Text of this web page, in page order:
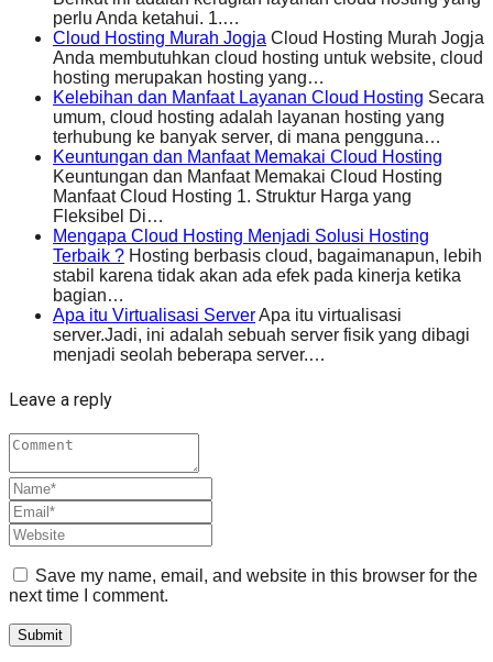
perlu Anda ketahui. 1.…
Cloud Hosting Murah Jogja Cloud Hosting Murah Jogja
Anda membutuhkan cloud hosting untuk website, cloud
hosting merupakan hosting yang…
Kelebihan dan Manfaat Layanan Cloud Hosting Secara
umum, cloud hosting adalah layanan hosting yang
terhubung ke banyak server, di mana pengguna…
Keuntungan dan Manfaat Memakai Cloud Hosting
Keuntungan dan Manfaat Memakai Cloud Hosting
Manfaat Cloud Hosting 1. Struktur Harga yang
Fleksibel Di…
Mengapa Cloud Hosting Menjadi Solusi Hosting
Terbaik ? Hosting berbasis cloud, bagaimanapun, lebih
stabil karena tidak akan ada efek pada kinerja ketika
bagian…
Apa itu Virtualisasi ServerApa itu virtualisasi
server.Jadi, ini adalah sebuah server fisik yang dibagi
menjadi seolah beberapa server.…
Leave a reply
Save my name, email, and website in this browser for the
next time I comment.